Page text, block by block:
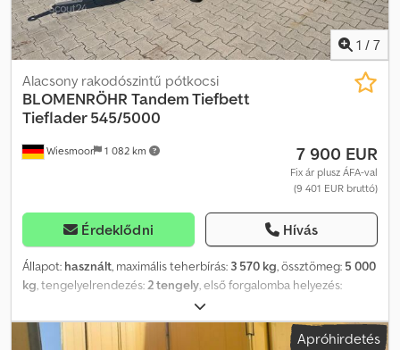
1 / 7
Wiesmoor 1 082 km
Alacsony rakodószintű pótkocsi
BLOMENRÖHR Tandem Tiefbett
Tieflader 545/5000
7 900 EUR
Fix ár plusz ÁFA-val
(9 401 EUR bruttó)
Érdeklődni Hívás
Állapot: használt, maximális teherbírás: 3 570 kg, össztömeg: 5 000
kg, tengelyelrendezés:2 tengely, első forgalomba helyezés:
3 500 mm, rakodótér szélesség:
raktérmagasság:600 mm, teljes szélesség:2 280 mm, Össztömeg:
5 000 kg Saját tömeg: 1 430 kg Hasznos teher: 3 570 kg Dwsdpow
Apróhirdetés